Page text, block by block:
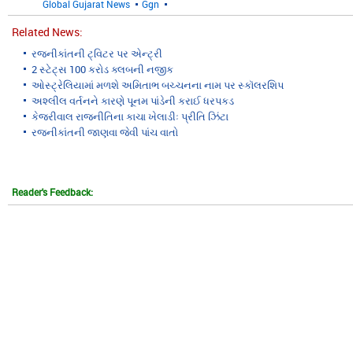
Global Gujarat News
Ggn
Related News:
રજનીકાંતની ટ્વિટર પર એન્ટ્રી
2 સ્ટેટ્સ 100 કરોડ ક્લબની નજીક
ઓસ્ટ્રેલિયામાં મળશે અમિતાભ બચ્ચનના નામ પર સ્કૉલરશિપ
અશ્લીલ વર્તનને કારણે પૂનમ પાંડેની કરાઈ ધરપકડ
કેજરીવાલ રાજનીતિના કાચા ખેલાડીઃ પ્રીતિ ઝિંટા
રજનીકાંતની જાણવા જેવી પાંચ વાતો
Reader's Feedback: